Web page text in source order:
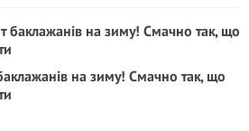
на зиму! Смачно так, що